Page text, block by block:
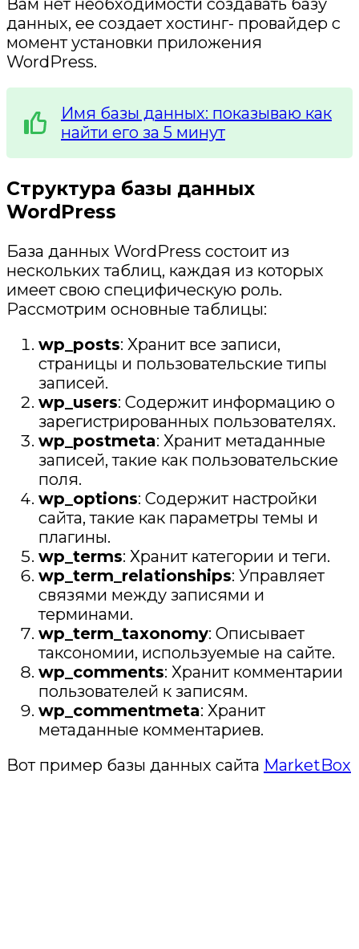
данных, ее создает хостинг- провайдер с
момент установки приложения
WordPress.
Имя базы данных: показываю как
найти его за 5 минут
Структура базы данных
WordPress
База данных WordPress состоит из
нескольких таблиц, каждая из которых
имеет свою специфическую роль.
Рассмотрим основные таблицы:
wp_posts: Хранит все записи,
страницы и пользовательские типы
записей.
wp_users: Содержит информацию о
зарегистрированных пользователях.
wp_postmeta: Хранит метаданные
записей, такие как пользовательские
поля.
wp_options: Содержит настройки
сайта, такие как параметры темы и
плагины.
wp_terms: Хранит категории и теги.
wp_term_relationships: Управляет
связями между записями и
терминами.
wp_term_taxonomy: Описывает
таксономии, используемые на сайте.
wp_comments: Хранит комментарии
пользователей к записям.
wp_commentmeta: Хранит
метаданные комментариев.
Вот пример базы данных сайта MarketBox